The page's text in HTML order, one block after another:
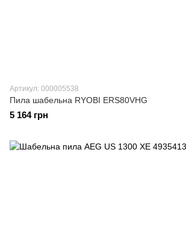
Артикул: 000005538
Пила шабельна RYOBI ERS80VHG
5 164 грн